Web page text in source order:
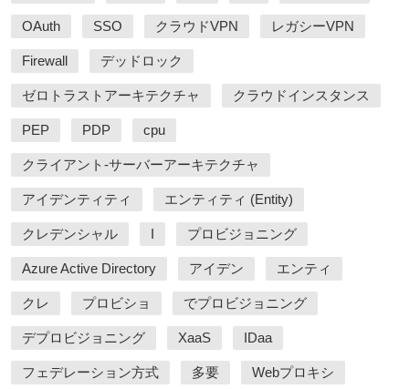
OAuth SSO クラウドVPN レガシーVPN
Firewall デッドロック
ゼロトラストアーキテクチャ クラウドインスタンス
PEP PDP cpu
クライアント-サーバーアーキテクチャ
アイデンティティ エンティティ (Entity)
クレデンシャル I プロビジョニング
Azure Active Directory アイデン エンティ
クレ プロビショ でプロビジョニング
デプロビジョニング XaaS IDaa
フェデレーション方式 多要 Webプロキシ